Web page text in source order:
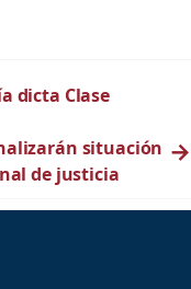
dicta Clase
situación
de justicia
→